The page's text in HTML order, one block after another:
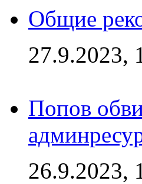
Общие
27.9.2023,
Попов
26.9.2023,